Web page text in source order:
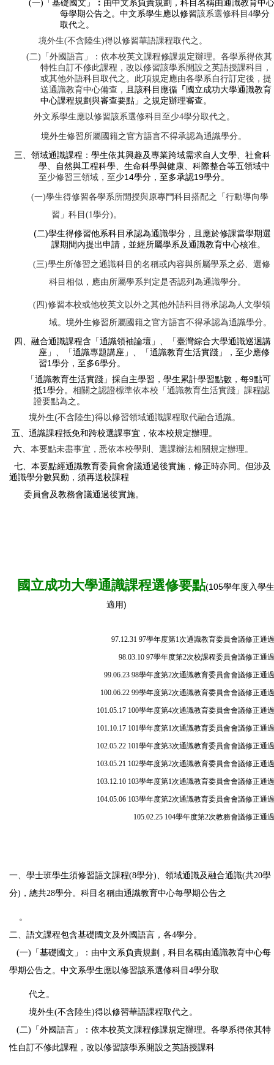
(一) 「基礎國文」 ： 由中文系負責規劃，科目名稱由通識教育中心
每學期公告之。中文系學生應以修習該系選修科目4學分
取代之 。
境外生(不含陸生)得以修習華語課程取代之。
(二) 「外國語言」：依本校英文課程修課規定辦理。各學系得依其
特性自訂不修此課程，改以修習該學系開設之英語授課科目，
或其他外語科目取代之。此項規定應由各學系自行訂定後，提
送通識教育中心備查，
且該科目應循 「國立成功大學通識教育
中心課程規劃與審查要點」之規定辦理審查。
外文系學生應以修習該系選修科目至少4學分取代之。
境外生修習所屬國籍之官方語言不得承認為通識學分。
三、 領域通識課程：學生依其興趣及專業跨域需求自人文學、社會科
學、自然與工程科學、生命科學與健康、科際整合等五領域中
至少修習三領域，至少14學分，至多承認19學分。
(一)學生得修習各學系所開授與原專門科目搭配之「行動導向學
習」科目(1學分) 。
(二)學生得修習他系科目承認為通識學分，且應於修課當學期選
課期間內提出申請，並經所屬學系及通識教育中心核准。
(三)學生所修習之通識科目的名稱或內容與所屬學系之必、選修
科目相似，應由所屬學系判定是否認列為通識學分。
(四)修習本校或他校英文以外之其他外語科目得承認為人文學領
域。境外生修習所屬國籍之官方語言不得承認為通識學分。
四、融合通識課程含「通識領袖論壇」、「臺灣綜合大學通識巡迴講
座」、「通識專題講座」、「通識教育生活實踐」，至少應修
習1 學分，至多6學分。
「通識教育生活實踐」採自主學習，學生累計學習點數，每9點可
抵1 學分。 相關之認證標準依本校「通識教育生活實踐」課程認
證要點為之 。
境外生(不含陸生)得以修習領域通識課程取代融合通識。
五、通識課程抵免和跨校選課事宜，依本校規定辦理。
六、 本要點未盡事宜，悉依本校學則、選課辦法相關規定辦理。
七、 本要點經通識教育委員會會議通過後實施，修正時亦同。但涉及
通識學分數異動，須再送校課程
委員會及教務會議通過後實施。
國立成功大學通識課程選修要點(105學年度入學生
適用)
97.12.31 97學年度第1次通識教育委員會議修正通過
98.03.10 97學年度第2次校課程委員會議修正通過
99.06.23 98學年度第2次通識教育委員會會議修正通過
100.06.22 99學年度第2次通識教育委員會會議修正通過
101.05.17 100學年度第4次通識教育委員會會議修正通過
101.10.17 101學年度第1次通識教育委員會會議修正通過
102.05.22 101學年度第3次通識教育委員會會議修正通過
103.05.21 102學年度第2次通識教育委員會會議修正通過
103.12.10 103學年度第1次通識教育委員會會議修正通過
104.05.06 103學年度第2次通識教育委員會會議修正通過
105.02.25 104學年度第2次教務會議修正通過
一、學士班學生須修習語文課程(8學分)、領域通識及融合通識(共20學
分)，總共28學分。科目名稱由通識教育中心每學期公告之
。
二、語文課程包含基礎國文及外國語言，各4學分。
(一)「基礎國文」：由中文系負責規劃，科目名稱由通識教育中心每
學期公告之。中文系學生應以修習該系選修科目4學分取
代之。
境外生(不含陸生)得以修習華語課程取代之。
(二)「外國語言」：依本校英文課程修課規定辦理。各學系得依其特
性自訂不修此課程，改以修習該學系開設之英語授課科